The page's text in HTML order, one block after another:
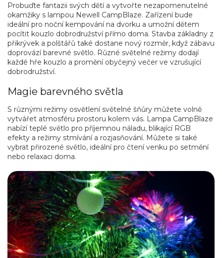
Probuďte fantazii svých dětí a vytvořte nezapomenutelné
okamžiky s lampou Newell CampBlaze. Zařízení bude
ideální pro noční kempování na dvorku a umožní dětem
pocítit kouzlo dobrodružství přímo doma. Stavba základny z
přikrývek a polštářů také dostane nový rozměr, když zábavu
doprovází barevné světlo. Různé světelné režimy dodají
každé hře kouzlo a promění obyčejný večer ve vzrušující
dobrodružství.
Magie barevného světla
S různými režimy osvětlení světelné šňůry můžete volně
vytvářet atmosféru prostoru kolem vás. Lampa CampBlaze
nabízí teplé světlo pro příjemnou náladu, blikající RGB
efekty a režimy stmívání a rozjasňování. Můžete si také
vybrat přirozené světlo, ideální pro čtení venku po setmění
nebo relaxaci doma.